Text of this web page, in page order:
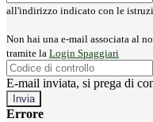
all'indirizzo indicato con le
Non hai una e-mail associata al
tramite la Login Spaggiari
E-mail inviata, si prega di
Errore